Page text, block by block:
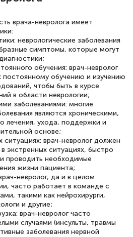
врача-невролога имеет
неврологические заболевания
симптомы, которые могут
обучения: врач-невролог
постоянному обучению и изучению
чтобы быть в курсе
в области неврологии;
заболеваниями: многие
являются хроническими,
лечения, ухода, поддержки и
основе;
ситуациях: врач-невролог должен
экстренных ситуациях, быстро
проводить необходимые
жизни пациента;
невролог, да и в целом
часто работает в команде с
такими как нейрохирурги,
и другие;
врач-невролог часто
случаями (инсульты, травмы
заболевания нервной